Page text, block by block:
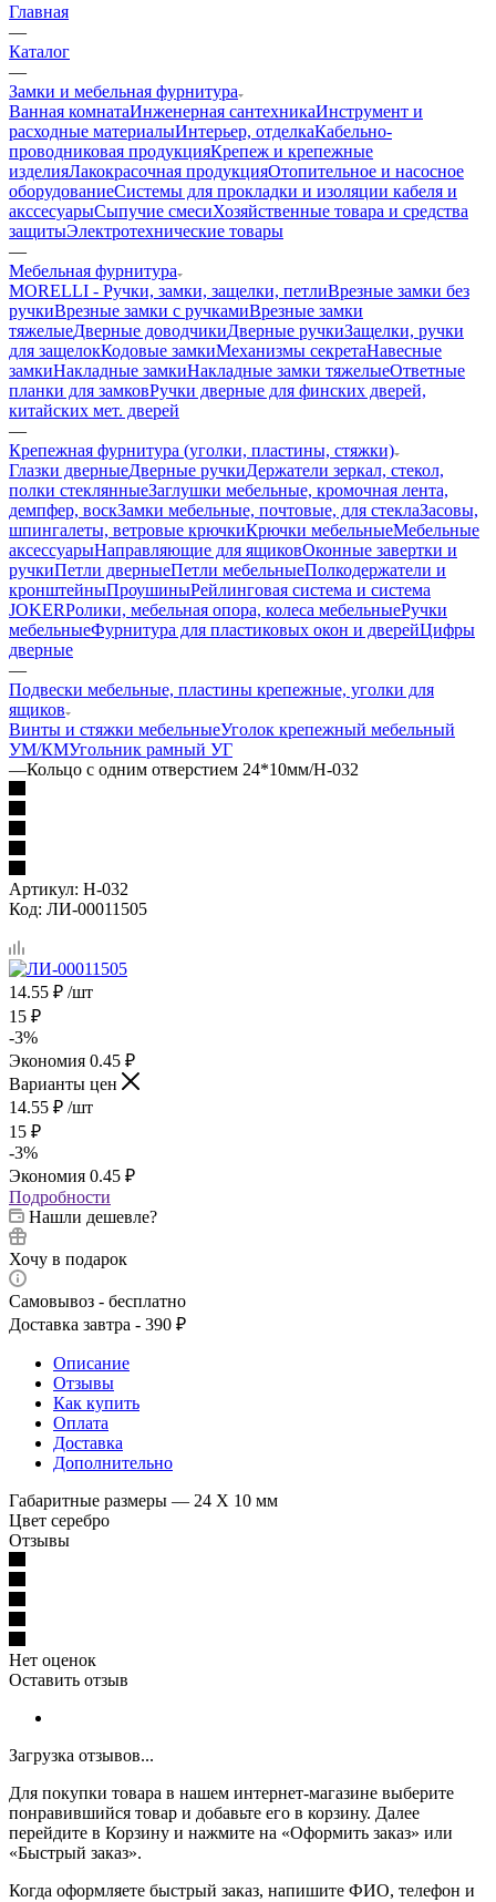
Главная
—
Каталог
—
Замки и мебельная фурнитура
Ванная комнатаИнженерная сантехникаИнструмент и
расходные материалыИнтерьер, отделкаКабельно-
проводниковая продукцияКрепеж и крепежные
изделияЛакокрасочная продукцияОтопительное и насосное
оборудованиеСистемы для прокладки и изоляции кабеля и
акссесуарыСыпучие смесиХозяйственные товара и средства
защитыЭлектротехнические товары
—
Мебельная фурнитура
MORELLI - Ручки, замки, защелки, петлиВрезные замки без
ручкиВрезные замки с ручкамиВрезные замки
тяжелыеДверные доводчикиДверные ручкиЗащелки, ручки
для защелокКодовые замкиМеханизмы секретаНавесные
замкиНакладные замкиНакладные замки тяжелыеОтветные
планки для замковРучки дверные для финских дверей,
китайских мет. дверей
—
Крепежная фурнитура (уголки, пластины, стяжки)
Глазки дверныеДверные ручкиДержатели зеркал, стекол,
полки стеклянныеЗаглушки мебельные, кромочная лента,
демпфер, воскЗамки мебельные, почтовые, для стеклаЗасовы,
шпингалеты, ветровые крючкиКрючки мебельныеМебельные
аксессуарыНаправляющие для ящиковОконные завертки и
ручкиПетли дверныеПетли мебельныеПолкодержатели и
кронштейныПроушиныРейлинговая система и система
JOKERРолики, мебельная опора, колеса мебельныеРучки
мебельныеФурнитура для пластиковых окон и дверейЦифры
дверные
—
Подвески мебельные, пластины крепежные, уголки для
ящиков
Винты и стяжки мебельныеУголок крепежный мебельный
УМ/КМУгольник рамный УГ
—Кольцо с одним отверстием 24*10мм/H-032
Артикул: H-032
Код: ЛИ-00011505
14.55 ₽ /шт
15 ₽
-3%
Экономия 0.45 ₽
Варианты цен
14.55 ₽ /шт
15 ₽
-3%
Экономия 0.45 ₽
Подробности
Нашли дешевле?
Хочу в подарок
Самовывоз - бесплатно
Доставка завтра - 390 ₽
Описание
Отзывы
Как купить
Оплата
Доставка
Дополнительно
Габаритные размеры — 24 Х 10 мм
Цвет серебро
Отзывы
Нет оценок
Оставить отзыв
Загрузка отзывов...
Для покупки товара в нашем интернет-магазине выберите
понравившийся товар и добавьте его в корзину. Далее
перейдите в Корзину и нажмите на «Оформить заказ» или
«Быстрый заказ».
Когда оформляете быстрый заказ, напишите ФИО, телефон и